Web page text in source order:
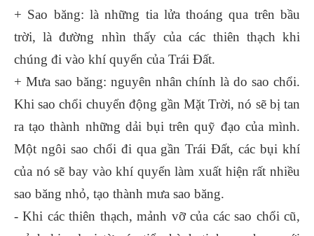
+ Sao băng: là những tia lửa thoáng qua trên bầu
trời, là đường nhìn thấy của các thiên thạch khi
chúng đi vào khí quyển của Trái Đất.
+ Mưa sao băng: nguyên nhân chính là do sao chổi.
Khi sao chổi chuyển động gần Mặt Trời, nó sẽ bị tan
ra tạo thành những dải bụi trên quỹ đạo của mình.
Một ngôi sao chổi đi qua gần Trái Đất, các bụi khí
của nó sẽ bay vào khí quyển làm xuất hiện rất nhiều
sao băng nhỏ, tạo thành mưa sao băng.
- Khi các thiên thạch, mảnh vỡ của các sao chổi cũ,